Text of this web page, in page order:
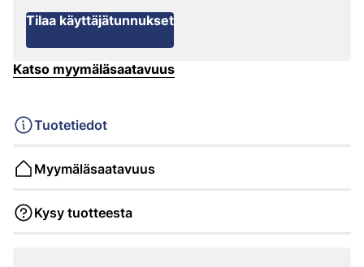
Tilaa käyttäjätunnukset
Katso myymäläsaatavuus
Tuotetiedot
Myymäläsaatavuus
Kysy tuotteesta